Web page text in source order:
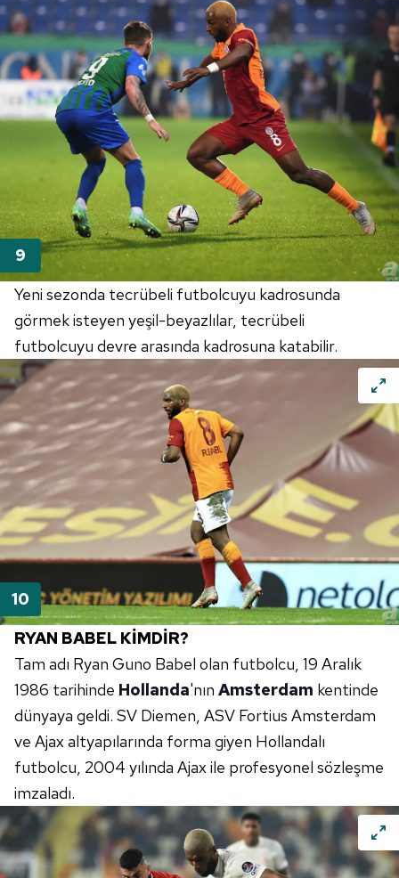
Yeni sezonda tecrübeli futbolcuyu kadrosunda
görmek isteyen yeşil-beyazlılar, tecrübeli
futbolcuyu devre arasında kadrosuna katabilir.
RYAN BABEL KİMDİR?
Tam adı Ryan Guno Babel olan futbolcu, 19 Aralık
1986 tarihinde Hollanda'nın Amsterdam kentinde
dünyaya geldi. SV Diemen, ASV Fortius Amsterdam
ve Ajax altyapılarında forma giyen Hollandalı
futbolcu, 2004 yılında Ajax ile profesyonel sözleşme
imzaladı.